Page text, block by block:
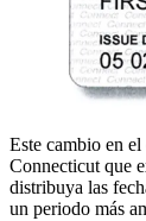
Este cambio en
Connecticut que
distribuya las
un periodo más